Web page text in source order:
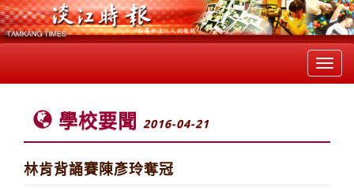
學校要聞 2016-04-21
林肯背誦賽陳彥玲奪冠